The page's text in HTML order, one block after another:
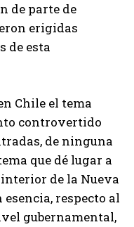
de parte de
erigidas
de esta
Chile el tema
controvertido
de ninguna
que dé lugar a
de la Nueva
respecto al
gubernamental,